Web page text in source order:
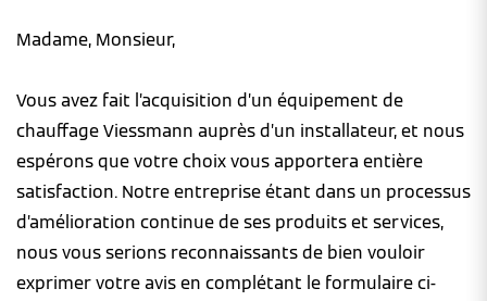
Madame, Monsieur,
Vous avez fait l’acquisition d’un équipement de
chauffage Viessmann auprès d’un installateur, et nous
espérons que votre choix vous apportera entière
satisfaction. Notre entreprise étant dans un processus
d’amélioration continue de ses produits et services,
nous vous serions reconnaissants de bien vouloir
exprimer votre avis en complétant le formulaire ci-